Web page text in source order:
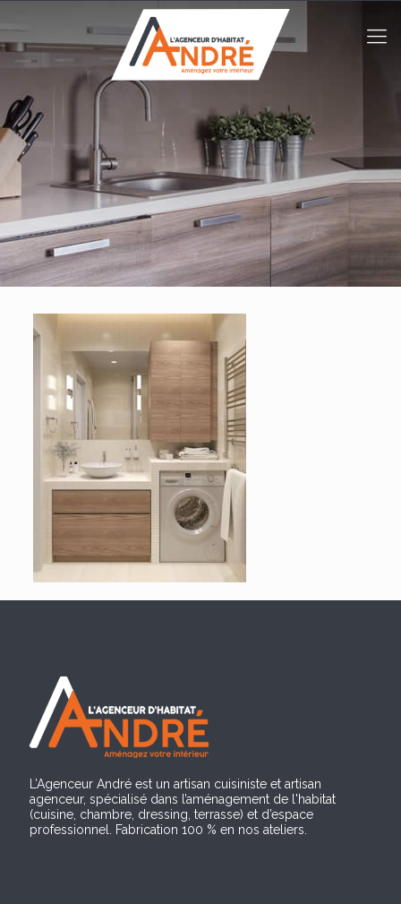
L’Agenceur André est un artisan cuisiniste et artisan
agenceur, spécialisé dans l’aménagement de l'habitat
(cuisine, chambre, dressing, terrasse) et d’espace
professionnel. Fabrication 100 % en nos ateliers.